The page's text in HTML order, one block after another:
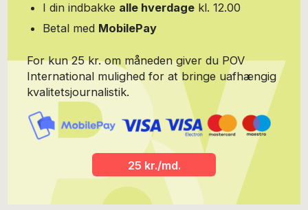
I din indbakke alle hverdage kl. 12.00
Betal med MobilePay
For kun 25 kr. om måneden giver du POV
International mulighed for at bringe uafhængig
kvalitetsjournalistik.
25 kr./md.